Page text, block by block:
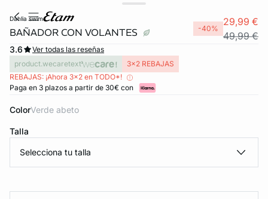
dahlia swim
BAÑADOR CON VOLANTES -40%
29,99 €
49,99 €
3.6
Ver todas las reseñas
product.wecaretext
3x2 REBAJAS
REBAJAS: ¡Ahora 3x2 en TODO*!
Paga en 3 plazos a partir de 30€ con
Color verde abeto
Talla
Selecciona tu talla